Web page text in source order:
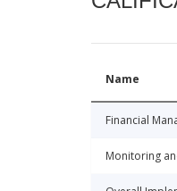
Name
Financial
Monitoring